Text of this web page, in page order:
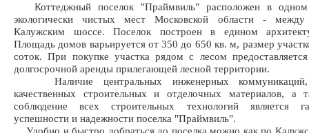
Коттеджный поселок "Праймвиль" расположен в одном
экологически чистых мест Московской области -
Калужским шоссе. Поселок построен в едином
Площадь домов варьируется от 350 до 650 кв. м, размер
соток. При покупке участка рядом с лесом
долгосрочной аренды прилегающей лесной территории.
Наличие центральных инженерных коммуникаций,
качественных строительных и отделочных материалов, а
соблюдение всех строительных технологий является
успешности и надежности поселка "Праймвиль".
Удобно и быстро добраться до поселка можно как по